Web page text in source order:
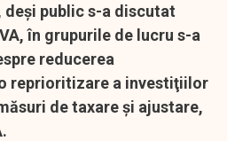
public s-a discutat
în grupurile de lucru s-a
reducerea
reprioritizare a investiţiilor
de taxare şi ajustare,